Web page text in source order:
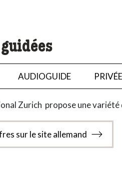
AUDIOGUIDE
Zurich propose une
sur le site allemand